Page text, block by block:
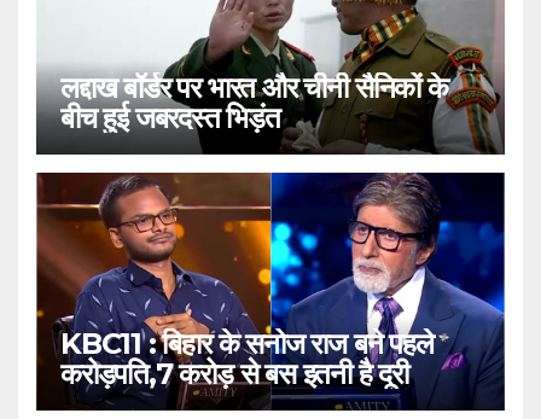
लद्दाख बॉर्डर पर भारत और चीनी सैनिकों के
बीच हुई जबरदस्त भिड़ंत
KBC11 : बिहार के सनोज राज बने पहले
करोड़पति,7 करोड़ से बस इतनी है दूरी